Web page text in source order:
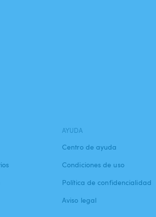
AYUDA
Centro de ayuda
Condiciones de uso
Política de confidencialidad
Aviso legal